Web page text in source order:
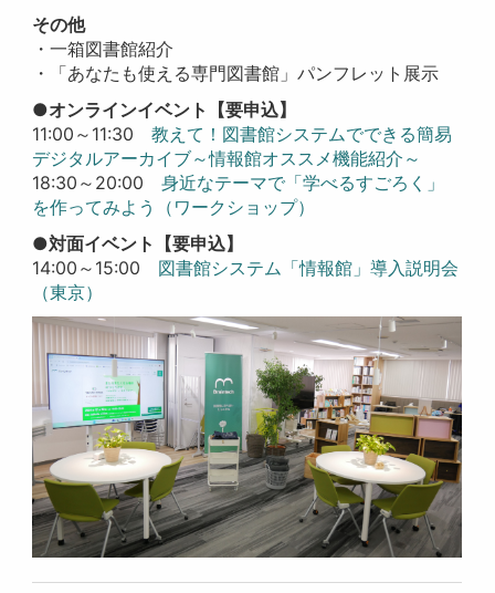
その他
・一箱図書館紹介
・「あなたも使える専門図書館」パンフレット展示
●オンラインイベント【要申込】
11:00～11:30教えて！図書館システムでできる簡易
デジタルアーカイブ～情報館オススメ機能紹介～
18:30～20:00身近なテーマで「学べるすごろく」
を作ってみよう（ワークショップ）
●対面イベント【要申込】
14:00～15:00 図書館システム「情報館」導入説明会
（東京）